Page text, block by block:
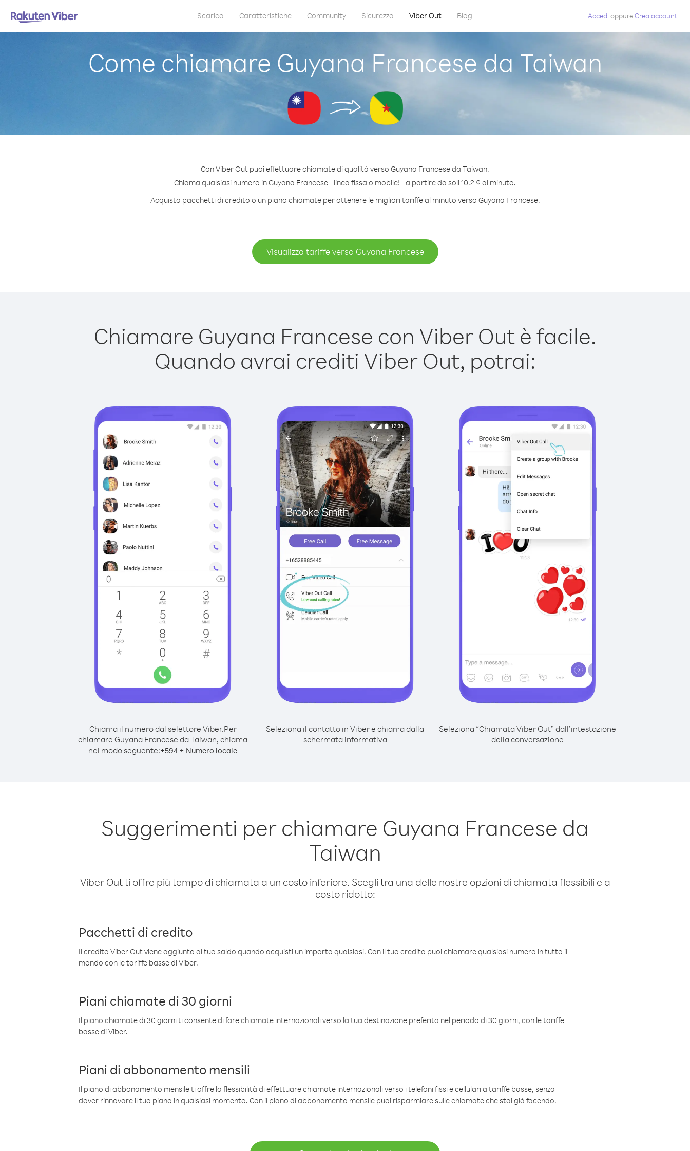
Scarica Caratteristiche Community Sicurezza Viber Out Blog Accedi oppureCrea account
Come chiamare Guyana Francese da Taiwan
Con Viber Out puoi effettuare chiamate di qualità verso Guyana Francese da Taiwan.
Chiama qualsiasi numero in Guyana Francese - linea fissa o mobile! - a partire da soli 10.2 ¢ al minuto.
Acquista pacchetti di credito o un piano chiamate per ottenere le migliori tariffe al minuto verso Guyana Francese.
Visualizza tariffe verso Guyana Francese
Chiamare Guyana Francese con Viber Out è facile.
Quando avrai crediti Viber Out, potrai:
Chiama il numero dal selettore Viber.Per
chiamare Guyana Francese da Taiwan, chiama
nel modo seguente:+594 + Numero locale
Seleziona il contatto in Viber e chiama dalla
schermata informativa
Seleziona “Chiamata Viber Out” dall’intestazione
della conversazione
Suggerimenti per chiamare Guyana Francese da
Taiwan
Viber Out ti offre più tempo di chiamata a un costo inferiore. Scegli tra una delle nostre opzioni di chiamata flessibili e a
costo ridotto:
Pacchetti di credito
Il credito Viber Out viene aggiunto al tuo saldo quando acquisti un importo qualsiasi. Con il tuo credito puoi chiamare qualsiasi numero in tutto il
mondo con le tariffe basse di Viber.
Piani chiamate di 30 giorni
Il piano chiamate di 30 giorni ti consente di fare chiamate internazionali verso la tua destinazione preferita nel periodo di 30 giorni, con le tariffe
basse di Viber.
Piani di abbonamento mensili
Il piano di abbonamento mensile ti offre la flessibilità di effettuare chiamate internazionali verso i telefoni fissi e cellulari a tariffe basse, senza
dover rinnovare il tuo piano in qualsiasi momento. Con il piano di abbonamento mensile puoi risparmiare sulle chiamate che stai già facendo.